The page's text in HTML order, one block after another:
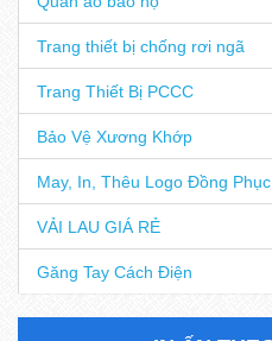
Quần áo bảo hộ
Trang thiết bị chống rơi ngã
Trang Thiết Bị PCCC
Bảo Vệ Xương Khớp
May, In, Thêu Logo Đồng Phục
VẢI LAU GIÁ RẺ
Găng Tay Cách Điện